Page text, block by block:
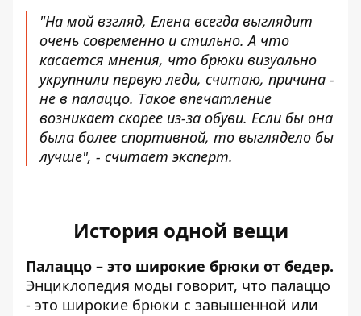
"На мой взгляд, Елена всегда выглядит
очень современно и стильно. А что
касается мнения, что брюки визуально
укрупнили первую леди, считаю, причина -
не в палаццо. Такое впечатление
возникает скорее из-за обуви. Если бы она
была более спортивной, то выглядело бы
лучше", - считает эксперт.
История одной вещи
Палаццо – это широкие брюки от бедер.
Энциклопедия моды говорит, что палаццо
- это широкие брюки с завышенной или